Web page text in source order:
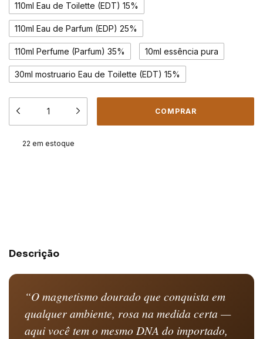
110ml Eau de Toilette (EDT) 15%
110ml Eau de Parfum (EDP) 25%
110ml Perfume (Parfum) 35% 10ml essência pura
30ml mostruario Eau de Toilette (EDT) 15%
22 em estoque
Descrição
“O magnetismo dourado que conquista em
qualquer ambiente, rosa na medida certa —
aqui você tem o mesmo DNA do importado,